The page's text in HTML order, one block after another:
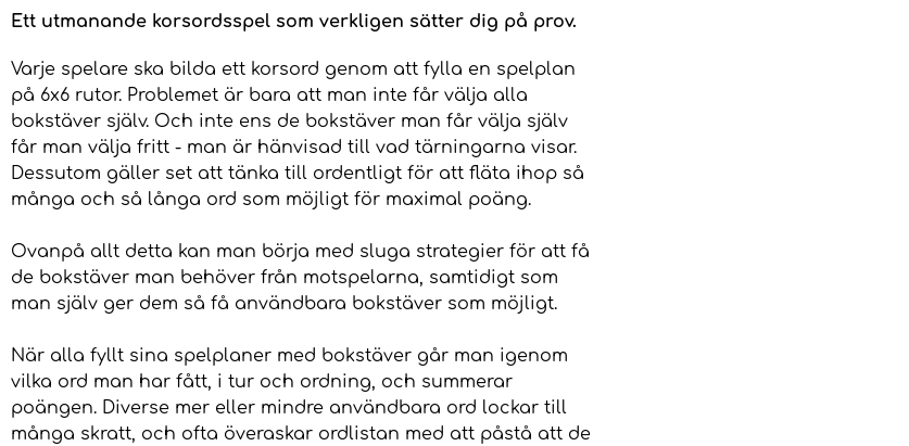
Ett utmanande korsordsspel som verkligen sätter dig på prov.
Varje spelare ska bilda ett korsord genom att fylla en spelplan
på 6x6 rutor. Problemet är bara att man inte får välja alla
bokstäver själv. Och inte ens de bokstäver man får välja själv
får man välja fritt - man är hänvisad till vad tärningarna visar.
Dessutom gäller set att tänka till ordentligt för att fläta ihop så
många och så långa ord som möjligt för maximal poäng.
Ovanpå allt detta kan man börja med sluga strategier för att få
de bokstäver man behöver från motspelarna, samtidigt som
man själv ger dem så få användbara bokstäver som möjligt.
När alla fyllt sina spelplaner med bokstäver går man igenom
vilka ord man har fått, i tur och ordning, och summerar
poängen. Diverse mer eller mindre användbara ord lockar till
många skratt, och ofta överaskar ordlistan med att påstå att de